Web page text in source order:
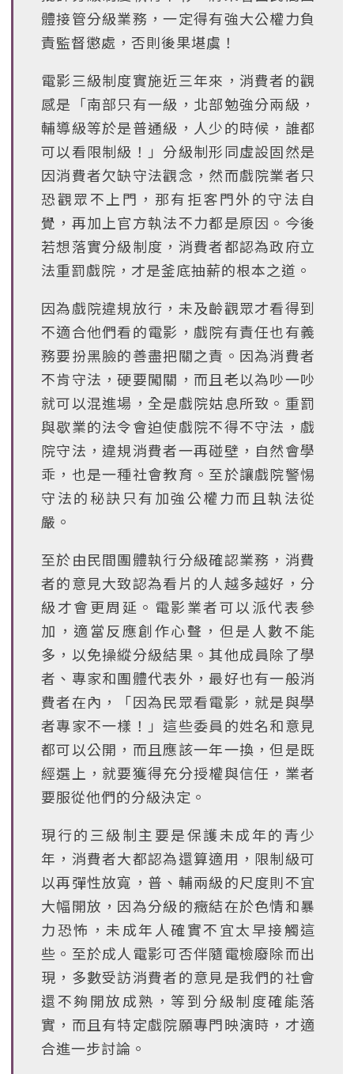
體接管分級業務，一定得有強大公權力負
責監督懲處，否則後果堪虞！
電影三級制度實施近三年來，消費者的觀
感是「南部只有一級，北部勉強分兩級，
輔導級等於是普通級，人少的時候，誰都
可以看限制級！」分級制形同虛設固然是
因消費者欠缺守法觀念，然而戲院業者只
恐觀眾不上門，那有拒客門外的守法自
覺，再加上官方執法不力都是原因。今後
若想落實分級制度，消費者都認為政府立
法重罰戲院，才是釜底抽薪的根本之道。
因為戲院違規放行，未及齡觀眾才看得到
不適合他們看的電影，戲院有責任也有義
務要扮黑臉的善盡把關之責。因為消費者
不肯守法，硬要闖關，而且老以為吵一吵
就可以混進場，全是戲院姑息所致。重罰
與歇業的法令會迫使戲院不得不守法，戲
院守法，違規消費者一再碰壁，自然會學
乖，也是一種社會教育。至於讓戲院警惕
守法的秘訣只有加強公權力而且執法從
嚴。
至於由民間團體執行分級確認業務，消費
者的意見大致認為看片的人越多越好，分
級才會更周延。電影業者可以派代表參
加，適當反應創作心聲，但是人數不能
多，以免操縱分級結果。其他成員除了學
者、專家和團體代表外，最好也有一般消
費者在內，「因為民眾看電影，就是與學
者專家不一樣！」這些委員的姓名和意見
都可以公開，而且應該一年一換，但是既
經選上，就要獲得充分授權與信任，業者
要服從他們的分級決定。
現行的三級制主要是保護未成年的青少
年，消費者大都認為還算適用，限制級可
以再彈性放寬，普、輔兩級的尺度則不宜
大幅開放，因為分級的癥結在於色情和暴
力恐怖，未成年人確實不宜太早接觸這
些。至於成人電影可否伴隨電檢廢除而出
現，多數受訪消費者的意見是我們的社會
還不夠開放成熟，等到分級制度確能落
實，而且有特定戲院願專門映演時，才適
合進一步討論。